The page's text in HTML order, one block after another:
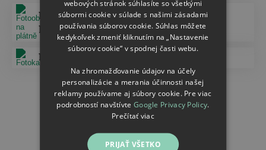
Fotoobrazy na
plátně
Obrázky so
stojanom
Fotokamene
Fotoobrazy na
dřevě
webových stránok súhlasíte so všetkými
súbormi cookie v súlade s našimi zásadami
používania súborov cookie. Súhlas môžete
kedykoľvek zmeniť kliknutím na „Nastavenie
súborov cookie“ v spodnej časti webu.
Na zhromažďovanie údajov na účely
personalizácie a merania účinnosti našej
reklamy používame aj súbory cookie. Pre viac
podrobností navštívte Google Privacy Policy.
Prečítať viac
PRIJAŤ VŠETKO